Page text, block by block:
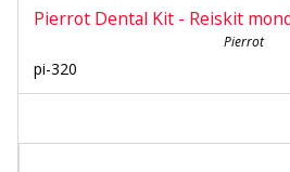
Pierrot Dental Kit - Reiskit
Pierrot
pi-320